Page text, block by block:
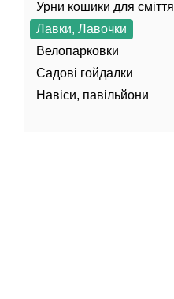
Урни кошики для сміття
Лавки, Лавочки
Велопарковки
Садові гойдалки
Навіси, павільйони